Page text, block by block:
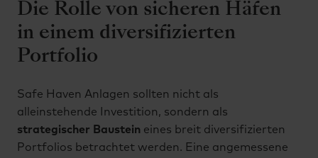
Die Rolle von sicheren Häfen
in einem diversifizierten
Portfolio
Safe Haven Anlagen sollten nicht als
alleinstehende Investition, sondern als
strategischer Baustein eines breit diversifizierten
Portfolios betrachtet werden. Eine angemessene